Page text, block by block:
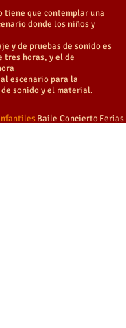
tiene que contemplar una
donde los niños y
y de pruebas de sonido es
tres horas, y el de
.
escenario para la
sonido y el material.
Baile ConciertoFerias